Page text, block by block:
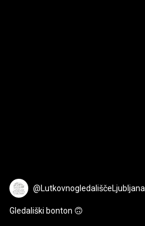
@LutkovnogledališčeLjubljana
Gledališki bonton 🙃